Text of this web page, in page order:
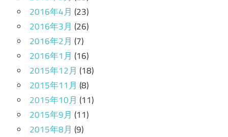
2016年4月 (23)
2016年3月 (26)
2016年2月 (7)
2016年1月 (16)
2015年12月 (18)
2015年11月 (8)
2015年10月 (11)
2015年9月 (11)
2015年8月 (9)